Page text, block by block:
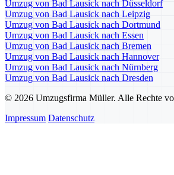
Umzug von Bad Lausick nach Düsseldorf
Umzug von Bad Lausick nach Leipzig
Umzug von Bad Lausick nach Dortmund
Umzug von Bad Lausick nach Essen
Umzug von Bad Lausick nach Bremen
Umzug von Bad Lausick nach Hannover
Umzug von Bad Lausick nach Nürnberg
Umzug von Bad Lausick nach Dresden
© 2026 Umzugsfirma Müller. Alle Rechte
Impressum Datenschutz